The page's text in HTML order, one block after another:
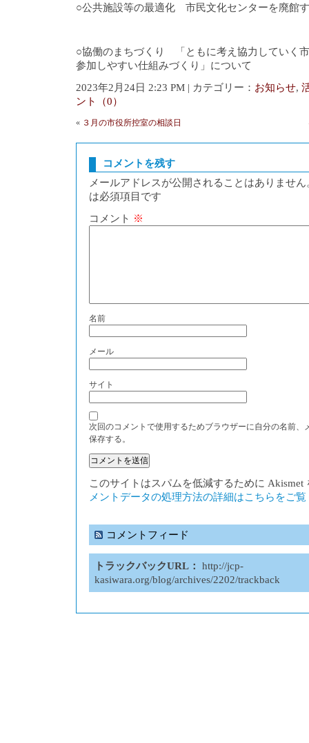
○公共施設等の最適化 市民文化センターを廃館
○協働のまちづくり 「ともに考え協力していく
参加しやすい仕組みづくり」について
2023年2月24日 2:23 PM | カテゴリー： お知らせ,
ント（0）
« ３月の市役所控室の相談日
コメントを残す
メールアドレスが公開されることはありません
は必須項目です
コメント ※
名前
メール
サイト
次回のコメントで使用するためブラウザーに自分の名前、
保存する。
このサイトはスパムを低減するために Akismet
メントデータの処理方法の詳細はこちらをご
コメントフィード
トラックバックURL：
http://jcp-
kasiwara.org/blog/archives/2202/trackback